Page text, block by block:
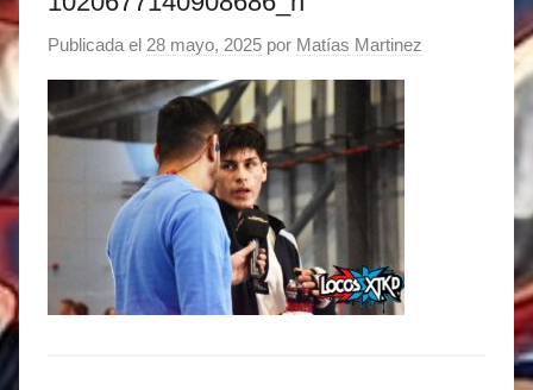
Publicada el 28 mayo, 2025 por Matías Martinez